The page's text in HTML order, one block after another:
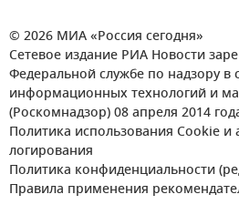
© 2026 МИА «Россия сегодня»
Сетевое издание РИА Новости
Федеральной службе по надзору в
информационных технологий и
(Роскомнадзор) 08 апреля 2014
Политика использования Cookie и
логирования
Политика конфиденциальности
Правила применения